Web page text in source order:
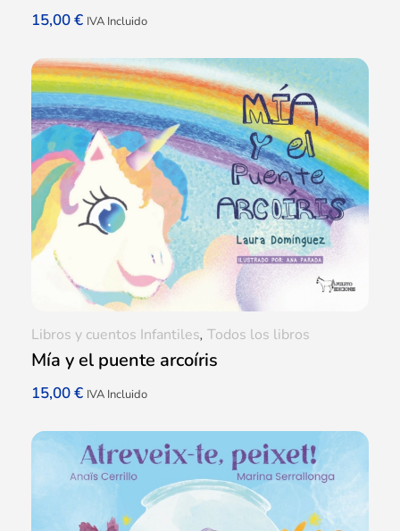
15,00€ IVA Incluido
Mía y el puente arcoíris
15,00€ IVA Incluido
Libros y cuentos Infantiles, Todos los libros